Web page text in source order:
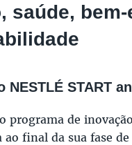
saúde, bem-
NESTLÉ START
programa de
ao final da sua fase